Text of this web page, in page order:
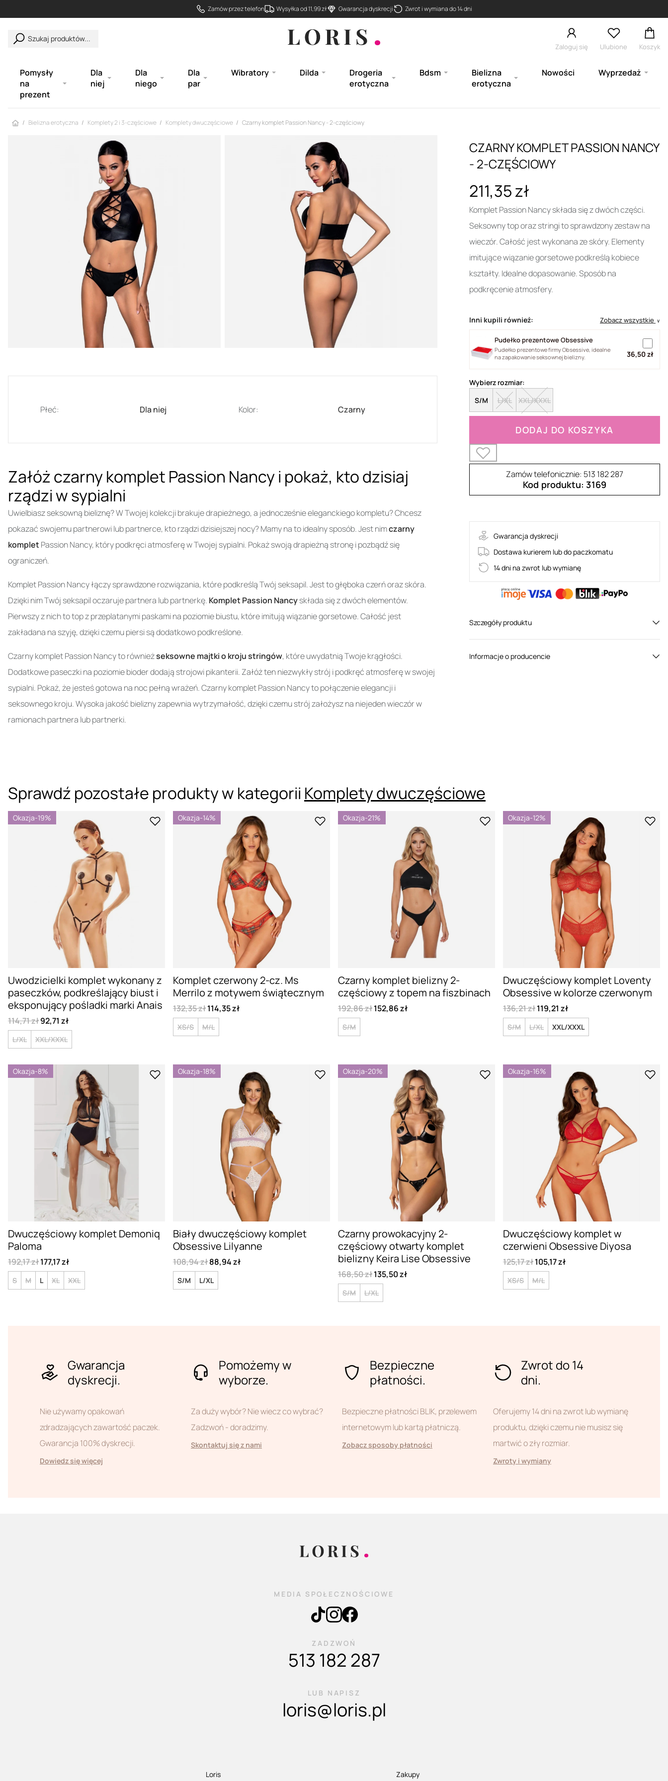
Zamów przez telefon Wysyłka od 11,99 zł Gwarancja dyskrecji Zwrot i wymiana do 14 dni
Szukaj produktów...
Zaloguj się Ulubione Koszyk
Pomysły
na
prezent
Dla
niej
Dla
niego
Dla
par
Wibratory Dilda
Drogeria
erotyczna
Bdsm
Bielizna
erotyczna
Nowości Wyprzedaż
Strona główna
Bielizna erotyczna Komplety 2 i 3-częściowe Komplety dwuczęściowe Czarny komplet Passion Nancy - 2-częściowy
Płeć: Dla niej Kolor: Czarny
Załóż czarny komplet Passion Nancy i pokaż, kto dzisiaj
rządzi w sypialni
Uwielbiasz seksowną bieliznę? W Twojej kolekcji brakuje drapieżnego, a jednocześnie eleganckiego kompletu? Chcesz
pokazać swojemu partnerowi lub partnerce, kto rządzi dzisiejszej nocy? Mamy na to idealny sposób. Jest nimczarny
komplet Passion Nancy, który podkręci atmosferę w Twojej sypialni. Pokaż swoją drapieżną stronę i pozbądź się
ograniczeń.
Komplet Passion Nancy łączy sprawdzone rozwiązania, które podkreślą Twój seksapil. Jest to głęboka czerń oraz skóra.
Dzięki nim Twój seksapil oczaruje partnera lub partnerkę. Komplet Passion Nancyskłada się z dwóch elementów.
Pierwszy z nich to top z przeplatanymi paskami na poziomie biustu, które imitują wiązanie gorsetowe. Całość jest
zakładana na szyję, dzięki czemu piersi są dodatkowo podkreślone.
Czarny komplet Passion Nancy to równieżseksowne majtki o kroju stringów, które uwydatnią Twoje krągłości.
Dodatkowe paseczki na poziomie bioder dodają strojowi pikanterii. Załóż ten niezwykły strój i podkręć atmosferę w swojej
sypialni. Pokaż, że jesteś gotowa na noc pełną wrażeń. Czarny komplet Passion Nancy to połączenie elegancji i
seksownego kroju. Wysoka jakość bielizny zapewnia wytrzymałość, dzięki czemu strój założysz na niejeden wieczór w
ramionach partnera lub partnerki.
CZARNY KOMPLET PASSION NANCY
- 2-CZĘŚCIOWY
211,35 zł
Komplet Passion Nancy składa się z dwóch części.
Seksowny top oraz stringi to sprawdzony zestaw na
wieczór. Całość jest wykonana ze skóry. Elementy
imitujące wiązanie gorsetowe podkreślą kobiece
kształty. Idealne dopasowanie. Sposób na
podkręcenie atmosfery.
Inni kupili również: Zobacz wszystkie ∨
Pudełko prezentowe Obsessive
Pudełko prezentowe firmy Obsessive, idealne
na zapakowanie seksownej bielizny.
36,50 zł
Wybierz rozmiar:
S/M
L/XL XXL/XXXL
DODAJ DO KOSZYKA
Zamów telefonicznie: 513 182 287
Kod produktu: 3169
Gwarancja dyskrecji
Dostawa kurierem lub do paczkomatu
14 dni na zwrot lub wymianę
Szczegóły produktu
Informacje o producencie
Sprawdź pozostałe produkty w kategorii Komplety dwuczęściowe
Okazja-19%
Uwodzicielki komplet wykonany z
paseczków, podkreślający biust i
eksponujący pośladki marki Anais
114,71 zł92,71 zł
L/XL XXL/XXXL
Okazja-14%
Komplet czerwony 2-cz. Ms
Merrilo z motywem świątecznym
132,35 zł114,35 zł
XS/S M/L
Okazja-21%
Czarny komplet bielizny 2-
częściowy z topem na fiszbinach
192,86 zł152,86 zł
S/M
Okazja-12%
Dwuczęściowy komplet Loventy
Obsessive w kolorze czerwonym
136,21 zł119,21 zł
S/M L/XL XXL/XXXL
Okazja-8%
Dwuczęściowy komplet Demoniq
Paloma
192,17 zł177,17 zł
S M L XL XXL
Okazja-18%
Biały dwuczęściowy komplet
Obsessive Lilyanne
108,94 zł88,94 zł
S/M L/XL
Okazja-20%
Czarny prowokacyjny 2-
częściowy otwarty komplet
bielizny Keira Lise Obsessive
168,50 zł135,50 zł
S/M L/XL
Okazja-16%
Dwuczęściowy komplet w
czerwieni Obsessive Diyosa
125,17 zł105,17 zł
XS/S M/L
Gwarancja
dyskrecji.
Nie używamy opakowań
zdradzających zawartość paczek.
Gwarancja 100% dyskrecji.
Dowiedz się więcej
Pomożemy w
wyborze.
Za duży wybór? Nie wiecz co wybrać?
Zadzwoń - doradzimy.
Skontaktuj się z nami
Bezpieczne
płatności.
Bezpieczne płatności BLIK, przelewem
internetowym lub kartą płatniczą.
Zobacz sposoby płatności
Zwrot do 14
dni.
Oferujemy 14 dni na zwrot lub wymianę
produktu, dzięki czemu nie musisz się
martwić o zły rozmiar.
Zwroty i wymiany
MEDIA SPOŁECZNOŚCIOWE
ZADZWOŃ
513 182 287
LUB NAPISZ
loris@loris.pl
Loris Zakupy